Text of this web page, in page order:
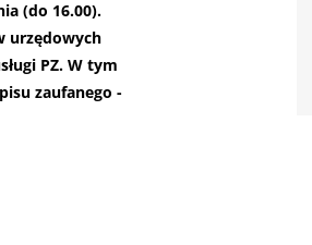
(do 16.00).
urzędowych
PZ. W tym
zaufanego -